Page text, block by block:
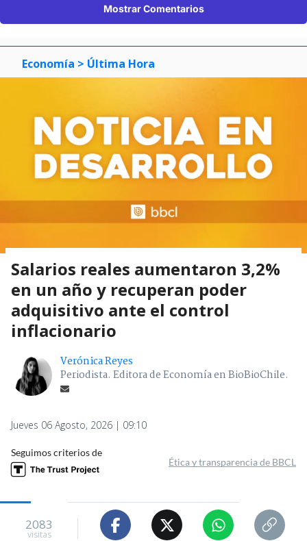
Mostrar Comentarios
Economía > Última Hora
Salarios reales aumentaron 3,2%
en un año y recuperan poder
adquisitivo ante el control
inflacionario
Verónica Reyes
Periodista. Editora de Economía en BioBioChile.
Jueves 06 Agosto, 2026 | 09:10
Seguimos criterios de
Ética y transparencia de BBCL
2083
visitas